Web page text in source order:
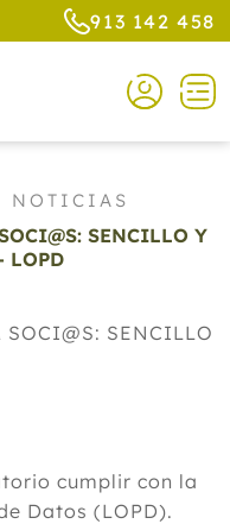
913 142 458
NOTICIAS
SENCILLO Y
LOPD
SOCI@S: SENCILLO
cumplir con la
Datos (LOPD).